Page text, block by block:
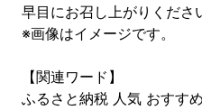
早目にお召し上がりくださ
※画像はイメージです。
【関連ワード】
ふるさと納税 人気 おすす